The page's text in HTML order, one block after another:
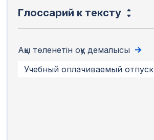
Глоссарий к тексту
Ақы төленетін оқу демалысы
Учебный оплачиваемый отпуск